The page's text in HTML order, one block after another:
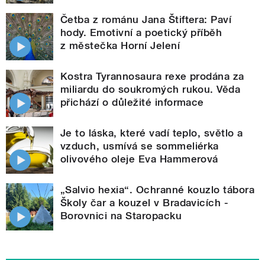
Četba z románu Jana Štiftera: Paví
hody. Emotivní a poetický příběh
z městečka Horní Jelení
Kostra Tyrannosaura rexe prodána za
miliardu do soukromých rukou. Věda
přichází o důležité informace
Je to láska, které vadí teplo, světlo a
vzduch, usmívá se sommeliérka
olivového oleje Eva Hammerová
„Salvio hexia“. Ochranné kouzlo tábora
Školy čar a kouzel v Bradavicích -
Borovnici na Staropacku